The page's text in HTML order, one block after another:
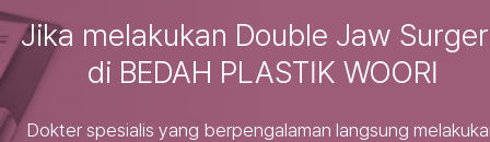
Jika melakukan Double Jaw
di BEDAH PLASTIK WOORI
Dokter spesialis yang berpengalaman langsung